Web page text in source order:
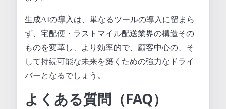
生成AIの導入は、単なるツールの導入に留まら
ず、宅配便・ラストマイル配送業界の構造その
ものを変革し、より効率的で、顧客中心の、そ
して持続可能な未来を築くための強力なドライ
バーとなるでしょう。
よくある質問（FAQ）